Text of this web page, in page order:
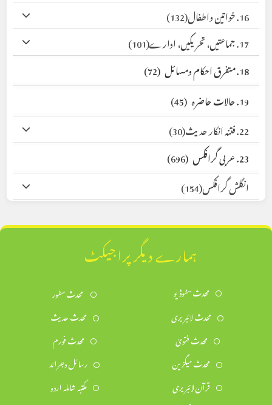
16. خواتین واطفال
(132)
17. جماعتیں، تحریکیں، ادارے
(101)
18. متفرق احکام ومسائل
(72)
19. حالات حاضرہ
(45)
22. فتنہ انکار حدیث
(30)
23. عربی گرافکس
(696)
انگلش گرافکس(154)
ہمارے دیگر پراجیکٹ
محدث سٹوڈیو
محدث سٹور
محدث لائبریری
محدث حدیث
محدث فتویٰ
محدث فورم
محدث میگزین
رسائل وجرائد
قرآن لائبریری
مکتبہ شاملہ اردو